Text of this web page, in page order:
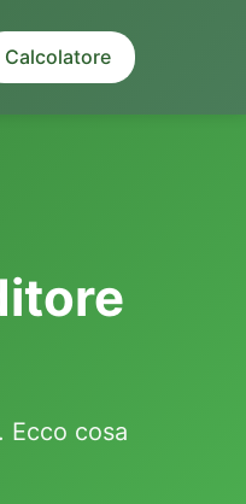
Calcolatore
Ecco cosa